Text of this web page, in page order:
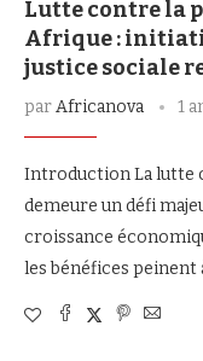
Lutte contre la
Afrique :
justice sociale
parAfricanova 1
Introduction La lutte
demeure un défi
croissance
les bénéfices peinent